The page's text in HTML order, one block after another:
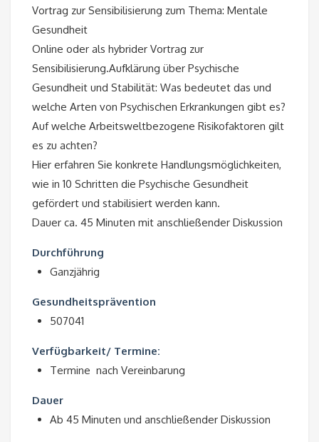
Vortrag zur Sensibilisierung zum Thema: Mentale
Gesundheit
Online oder als hybrider Vortrag zur
Sensibilisierung.Aufklärung über Psychische
Gesundheit und Stabilität: Was bedeutet das und
welche Arten von Psychischen Erkrankungen gibt es?
Auf welche Arbeitsweltbezogene Risikofaktoren gilt
es zu achten?
Hier erfahren Sie konkrete Handlungsmöglichkeiten,
wie in 10 Schritten die Psychische Gesundheit
gefördert und stabilisiert werden kann.
Dauer ca. 45 Minuten mit anschließender Diskussion
Durchführung
Ganzjährig
Gesundheitsprävention
507041
Verfügbarkeit/ Termine:
Termine nach Vereinbarung
Dauer
Ab 45 Minuten und anschließender Diskussion